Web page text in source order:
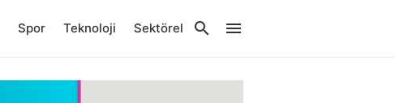
Spor Teknoloji Sektörel